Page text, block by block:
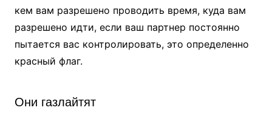
кем вам разрешено проводить время, куда вам
разрешено идти, если ваш партнер постоянно
пытается вас контролировать, это определенно
красный флаг.
Они газлайтят